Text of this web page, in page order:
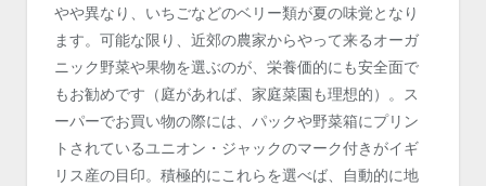
やや異なり、いちごなどのベリー類が夏の味覚となり
ます。可能な限り、近郊の農家からやって来るオーガ
ニック野菜や果物を選ぶのが、栄養価的にも安全面で
もお勧めです（庭があれば、家庭菜園も理想的）。ス
ーパーでお買い物の際には、パックや野菜箱にプリン
トされているユニオン・ジャックのマーク付きがイギ
リス産の目印。積極的にこれらを選べば、自動的に地